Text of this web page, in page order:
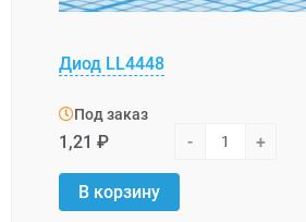
Диод LL4448
Под заказ
1,21 ₽ - +
В корзину